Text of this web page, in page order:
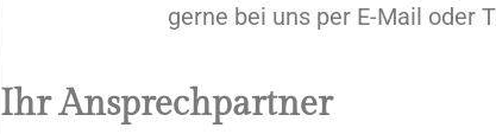
gerne bei uns per E-Mail oder
Ihr Ansprechpartner